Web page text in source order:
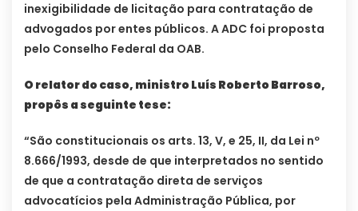
inexigibilidade de licitação para contratação de
advogados por entes públicos. A ADC foi proposta
pelo Conselho Federal da OAB.
O relator do caso, ministro Luís Roberto Barroso,
propôs a seguinte tese:
“São constitucionais os arts. 13, V, e 25, II, da Lei nº
8.666/1993, desde de que interpretados no sentido
de que a contratação direta de serviços
advocatícios pela Administração Pública, por